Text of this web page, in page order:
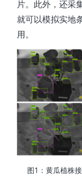
片。此外，还采
就可以模拟实地
用。
图1：黄瓜植株